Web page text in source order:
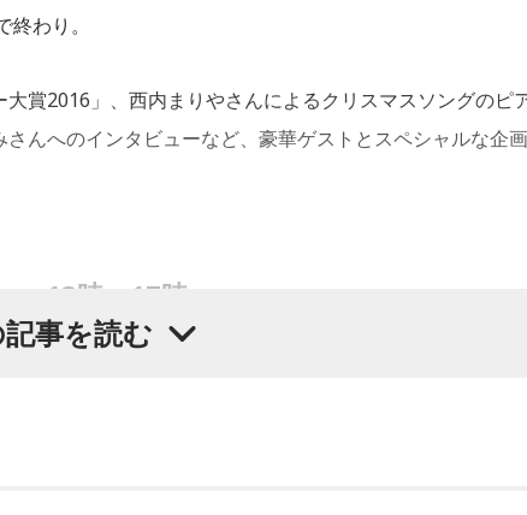
わり。
賞2016」、西内まりやさんによるクリスマスソングのピ
んへのインタビューなど、豪華ゲストとスペシャルな企画
』13時～17時
事を読む